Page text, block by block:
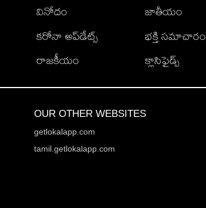
వినోదం
కరోనా అప్‌డేట్స్
రాజకీయం
జాతీయం
భక్తి సమాచారం
క్లాసిఫైడ్స్
OUR OTHER WEBSITES
getlokalapp.com
tamil.getlokalapp.com